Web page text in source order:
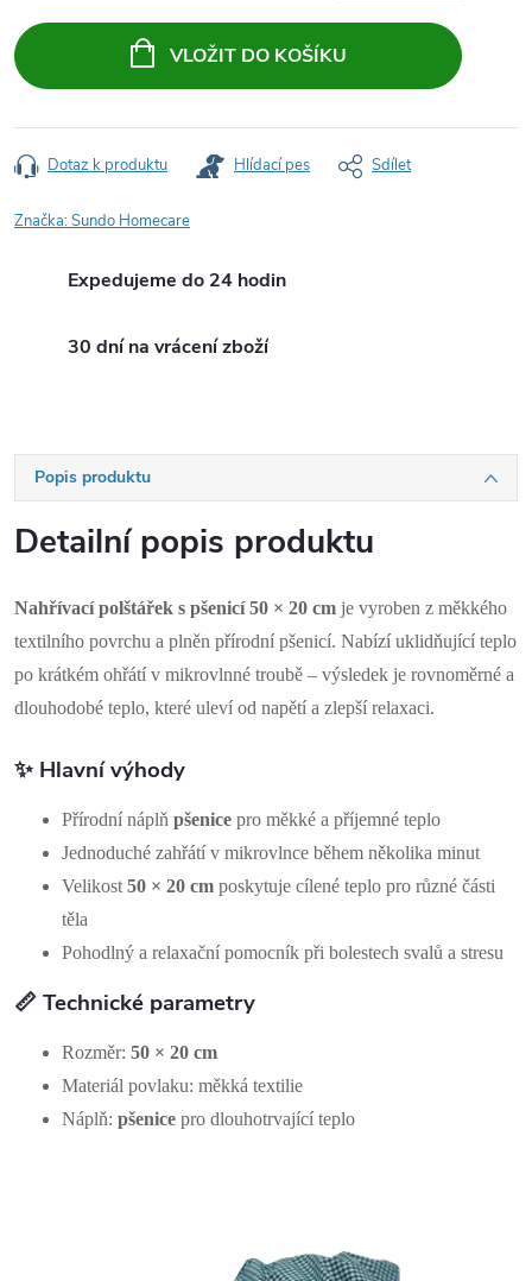
cena:
VLOŽIT DO KOŠÍKU
Dotaz k produktu Hlídací pes Sdílet
Značka:Sundo Homecare
Expedujeme do 24 hodin
30 dní na vrácení zboží
Popis produktu
Detailní popis produktu
Nahřívací polštářek s pšenicí 50 × 20 cm je vyroben z měkkého
textilního povrchu a plněn přírodní pšenicí. Nabízí uklidňující teplo
po krátkém ohřátí v mikrovlnné troubě – výsledek je rovnoměrné a
dlouhodobé teplo, které uleví od napětí a zlepší relaxaci.
✨ Hlavní výhody
Přírodní náplň pšenice pro měkké a příjemné teplo
Jednoduché zahřátí v mikrovlnce během několika minut
Velikost 50 × 20 cm poskytuje cílené teplo pro různé části
těla
Pohodlný a relaxační pomocník při bolestech svalů a stresu
📏 Technické parametry
Rozměr: 50 × 20 cm
Materiál povlaku: měkká textilie
Náplň: pšenice pro dlouhotrvající teplo